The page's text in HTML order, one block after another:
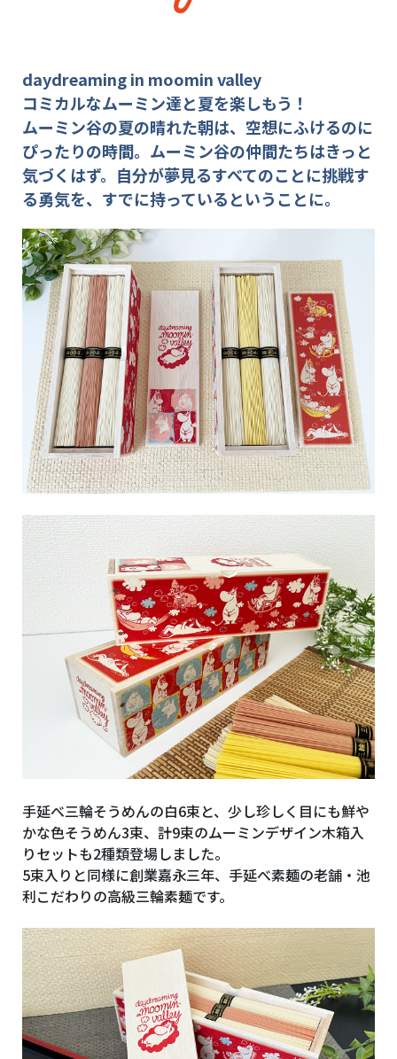
daydreaming in moomin valley
コミカルなムーミン達と夏を楽しもう！
ムーミン谷の夏の晴れた朝は、空想にふけるのに
ぴったりの時間。 ムーミン谷の仲間たちはきっと
気づくはず。自分が夢見るすべてのことに挑戦す
る勇気を、すでに持っているということに。
手延べ三輪そうめんの白6束と、少し珍しく目にも鮮や
かな色そうめん3束、計9束のムーミンデザイン木箱入
りセットも2種類登場しました。
5束入りと同様に創業嘉永三年、手延べ素麺の老舗・池
利こだわりの高級三輪素麺です。